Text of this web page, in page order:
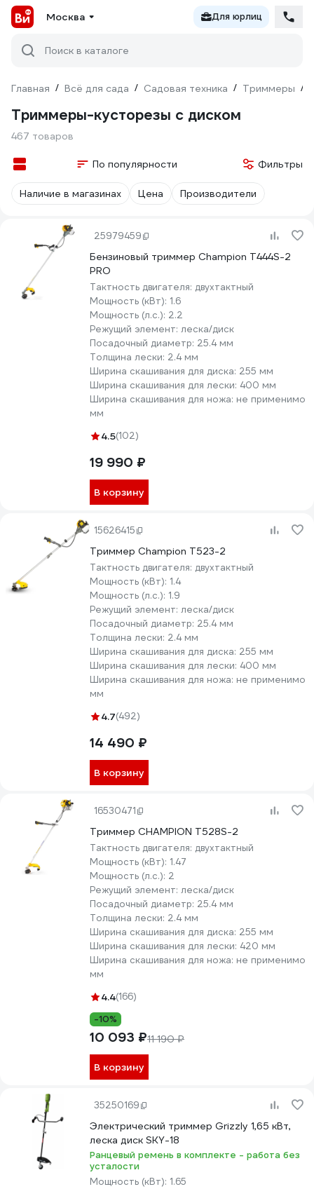
Москва Для юрлиц
Поиск в каталоге
Главная / Всё для сада / Садовая техника / Триммеры /
Триммеры-кусторезы с диском
467 товаров
По популярности Фильтры
Наличие в магазинах Цена Производители
25979459
Бензиновый триммер Champion T444S-2
PRO
Тактность двигателя: двухтактный
Мощность (кВт): 1.6
Мощность (л.с.): 2.2
Режущий элемент: леска/диск
Посадочный диаметр: 25.4 мм
Толщина лески: 2.4 мм
Ширина скашивания для диска: 255 мм
Ширина скашивания для лески: 400 мм
Ширина скашивания для ножа: не применимо
мм
4.5(102)
19 990 ₽
В корзину
15626415
Триммер Champion Т523-2
Тактность двигателя: двухтактный
Мощность (кВт): 1.4
Мощность (л.с.): 1.9
Режущий элемент: леска/диск
Посадочный диаметр: 25.4 мм
Толщина лески: 2.4 мм
Ширина скашивания для диска: 255 мм
Ширина скашивания для лески: 400 мм
Ширина скашивания для ножа: не применимо
мм
4.7(492)
14 490 ₽
В корзину
16530471
Триммер CHAMPION T528S-2
Тактность двигателя: двухтактный
Мощность (кВт): 1.47
Мощность (л.с.): 2
Режущий элемент: леска/диск
Посадочный диаметр: 25.4 мм
Толщина лески: 2.4 мм
Ширина скашивания для диска: 255 мм
Ширина скашивания для лески: 420 мм
Ширина скашивания для ножа: не применимо
мм
4.4(166)
-10%
10 093 ₽11 190 ₽
В корзину
35250169
Электрический триммер Grizzly 1,65 кВт,
леска диск SKY-18
Ранцевый ремень в комплекте - работа без
усталости
Мощность (кВт): 1.65